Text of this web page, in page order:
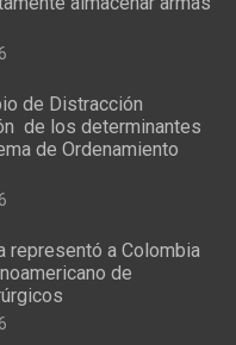
de Distracción
de los determinantes
de Ordenamiento
representó a Colombia
de